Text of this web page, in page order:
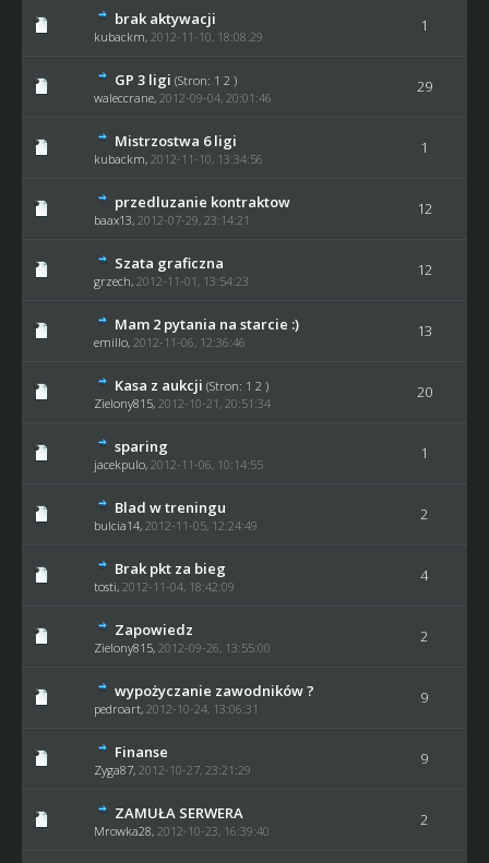
brak aktywacji
kubackm, 2012-11-10, 18:08:29
1
GP 3 ligi (Stron: 1 2 )
waleccrane, 2012-09-04, 20:01:46
29
Mistrzostwa 6 ligi
kubackm, 2012-11-10, 13:34:56
1
przedluzanie kontraktow
baax13, 2012-07-29, 23:14:21
12
Szata graficzna
grzech, 2012-11-01, 13:54:23
12
Mam 2 pytania na starcie :)
emillo, 2012-11-06, 12:36:46
13
Kasa z aukcji (Stron: 1 2 )
Zielony815, 2012-10-21, 20:51:34
20
sparing
jacekpulo, 2012-11-06, 10:14:55
1
Blad w treningu
bulcia14, 2012-11-05, 12:24:49
2
Brak pkt za bieg
tosti, 2012-11-04, 18:42:09
4
Zapowiedz
Zielony815, 2012-09-26, 13:55:00
2
wypożyczanie zawodników ?
pedroart, 2012-10-24, 13:06:31
9
Finanse
Zyga87, 2012-10-27, 23:21:29
9
ZAMUŁA SERWERA
Mrowka28, 2012-10-23, 16:39:40
2